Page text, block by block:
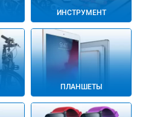
ИНСТРУМЕНТ
ПЛАНШЕТЫ